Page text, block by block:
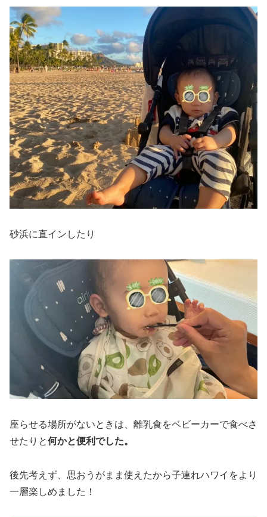
砂浜に直インしたり
座らせる場所がないときは、離乳食をベビーカーで食べさ
せたりと何かと便利でした。
後先考えず、思おうがまま使えたから子連れハワイをより
一層楽しめました！